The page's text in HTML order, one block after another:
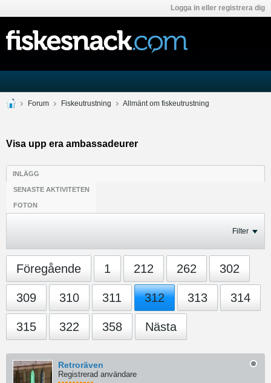
Logga in eller registrera dig
Forum Fiskeutrustning Allmänt om fiskeutrustning
Visa upp era ambassadeurer
INLÄGG
SENASTE AKTIVITETEN
FOTON
Filter
Föregående 1 212 262 302
309 310 311 312 313 314
315 322 358 Nästa
Retroräven
Registrerad användare